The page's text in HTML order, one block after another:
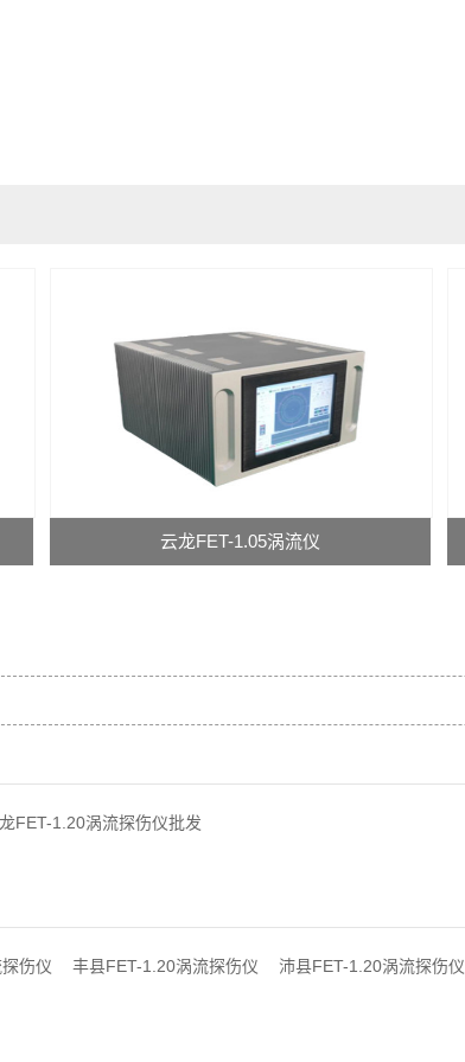
云龙FET-1.05涡流仪
FET-1.20涡流探伤仪批发
伤仪 丰县FET-1.20涡流探伤仪 沛县FET-1.20涡流探伤仪